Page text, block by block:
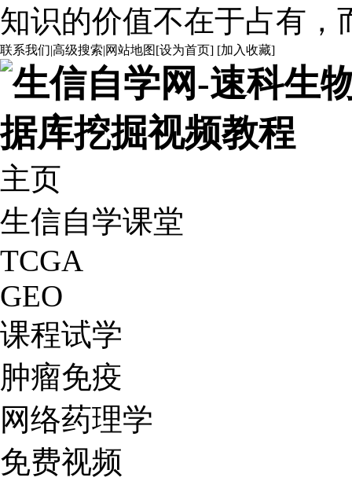
知识的价值不在于占有，
联系我们|高级搜索|网站地图[设为首页] [加入收藏]
主页
生信自学课堂
TCGA
GEO
课程试学
肿瘤免疫
网络药理学
免费视频